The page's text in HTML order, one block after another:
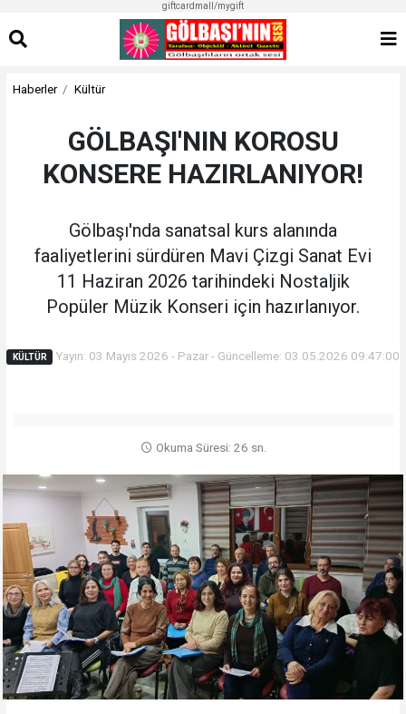
giftcardmall/mygift
Haberler Kültür
GÖLBAŞI'NIN KOROSU
KONSERE HAZIRLANIYOR!
Gölbaşı'nda sanatsal kurs alanında
faaliyetlerini sürdüren Mavi Çizgi Sanat Evi
11 Haziran 2026 tarihindeki Nostaljik
Popüler Müzik Konseri için hazırlanıyor.
KÜLTÜR Yayın: 03 Mayıs 2026 - Pazar - Güncelleme: 03.05.2026 09:47:00
Okuma Süresi: 26 sn.